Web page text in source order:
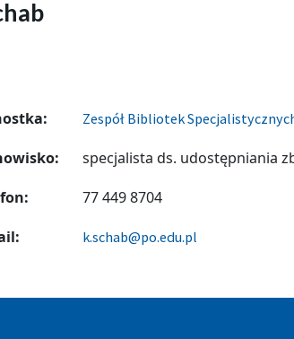
Zespół Bibliotek
specjalista ds. udostępniania
77 449 8704
k.schab@po.edu.pl